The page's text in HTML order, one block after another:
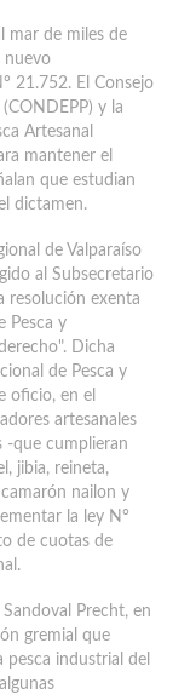
mar de miles de
nuevo
21.752. El Consejo
y la
Artesanal
mantener el
que estudian
dictamen.
de Valparaíso
al Subsecretario
resolución exenta
Pesca y
Dicha
de Pesca y
oficio, en el
artesanales
-que cumplieran
jibia, reineta,
nailon y
la ley N°
de cuotas de
Precht, en
gremial que
pesca industrial del